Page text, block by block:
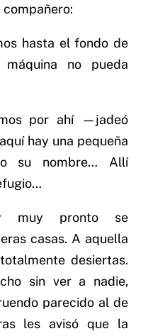
compañero:
hasta el fondo de
no pueda
por ahí —jadeó
hay una pequeña
su nombre… Allí
y muy pronto se
casas. A aquella
desiertas.
sin ver a nadie,
parecido al de
les avisó que la